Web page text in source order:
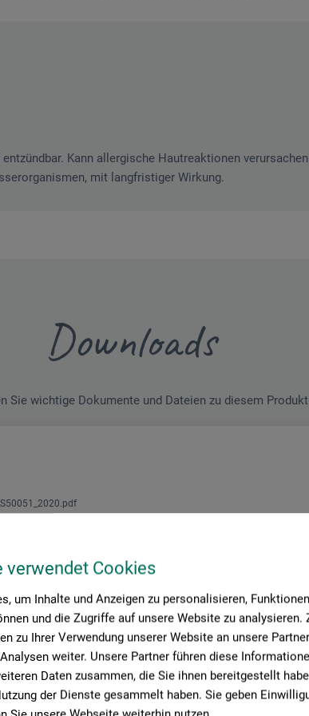
verwendet Cookies
um Inhalte und Anzeigen zu personalisieren,
und die Zugriffe auf unsere Website zu analysieren.
zu Ihrer Verwendung unserer Website an unsere
weiter. Unsere Partner führen diese
Daten zusammen, die Sie ihnen bereitgestellt
der Dienste gesammelt haben. Sie geben
Kann allergische Hautreaktionen
mit langfristiger Wirkung.
Downloads
Sie wichtige Dokumente und Dateien zu diesem